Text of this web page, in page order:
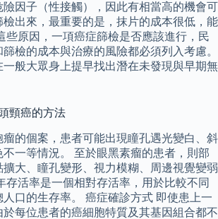
因子（性接觸），因此有相當高的機會可
出來，最重要的是，抹片的成本很低，能
些原因，一項癌症篩檢是否應該進行，民
檢的成本與治療的風險都必須列入考慮。
般大眾身上提早找出潛在未發現與早期無
頸癌的方法
的個案，患者可能出現瞳孔遇光變白、斜
一等情況。 至於眼黑素瘤的患者，則部
大、瞳孔變形、視力模糊、周邊視覺變弱
存活率是一個相對存活率，用於比較不同
口的生存率。 癌症確診方式 即使患上一
每位患者的癌細胞特質及其基因組合都不